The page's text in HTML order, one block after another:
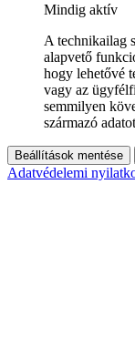
Mindig aktív
A technikailag
alapvető
hogy lehetővé
vagy az
semmilyen
származó
Beállítások mentése
Adatvédelemi